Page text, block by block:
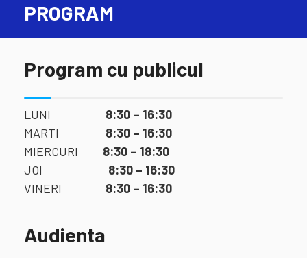
PROGRAM
Program cu publicul
LUNI 8:30 – 16:30
MARTI 8:30 – 16:30
MIERCURI 8:30 – 18:30
JOI 8:30 – 16:30
VINERI 8:30 – 16:30
Audienta